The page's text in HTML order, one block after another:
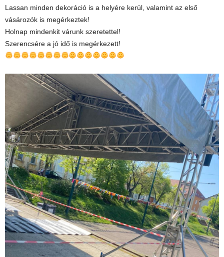
Lassan minden dekoráció is a helyére kerül, valamint az első
vásározók is megérkeztek!
Holnap mindenkit várunk szeretettel!
Szerencsére a jó idő is megérkezett!